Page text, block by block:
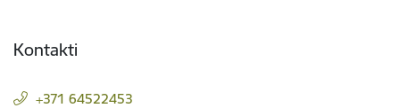
Kontakti
+371 64522453